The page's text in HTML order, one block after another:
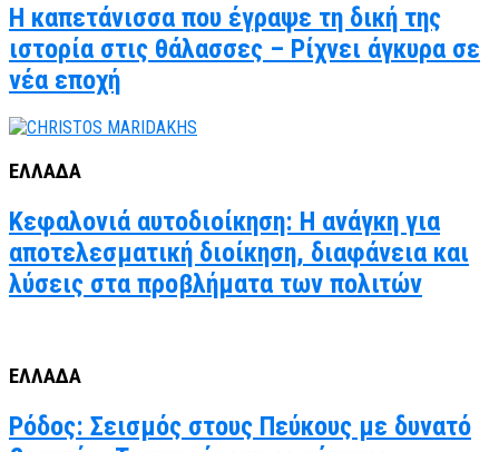
Η καπετάνισσα που έγραψε τη δική της
ιστορία στις θάλασσες – Ρίχνει άγκυρα σε
νέα εποχή
ΕΛΛΑΔΑ
Κεφαλονιά αυτοδιοίκηση: Η ανάγκη για
αποτελεσματική διοίκηση, διαφάνεια και
λύσεις στα προβλήματα των πολιτών
ΕΛΛΑΔΑ
Ρόδος: Σεισμός στους Πεύκους με δυνατό